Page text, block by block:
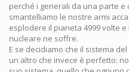
perché i generali da una parte e
smantelliamo le nostre armi
esplodere il pianeta 4999 volte
nucleare ne soffre.
E se decidiamo che il sistema
un altro che invece è perfetto: